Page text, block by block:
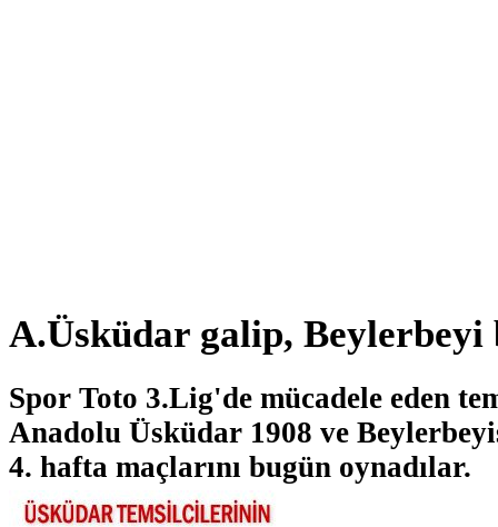
A.Üsküdar galip, Beylerbeyi
Spor Toto 3.Lig'de mücadele eden
Anadolu Üsküdar 1908 ve
4. hafta maçlarını bugün oynadılar.